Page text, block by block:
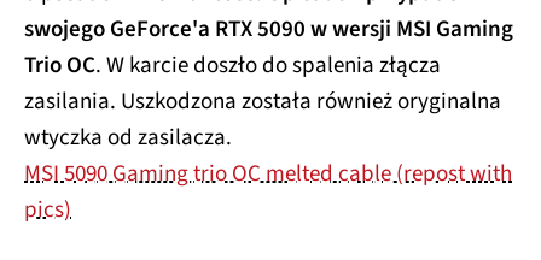
swojego GeForce'a RTX 5090 w wersji MSI Gaming
Trio OC. W karcie doszło do spalenia złącza
zasilania. Uszkodzona została również oryginalna
wtyczka od zasilacza.
MSI 5090 Gaming trio OC melted cable (repost with
pics)